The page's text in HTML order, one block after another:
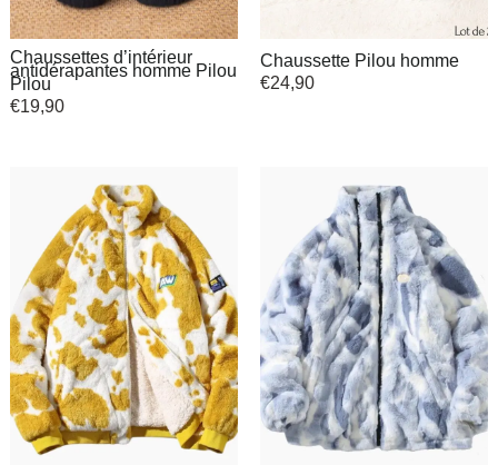
Chaussettes d’intérieur
antidérapantes homme Pilou
Pilou
€19,90
Chaussette Pilou homme
€24,90